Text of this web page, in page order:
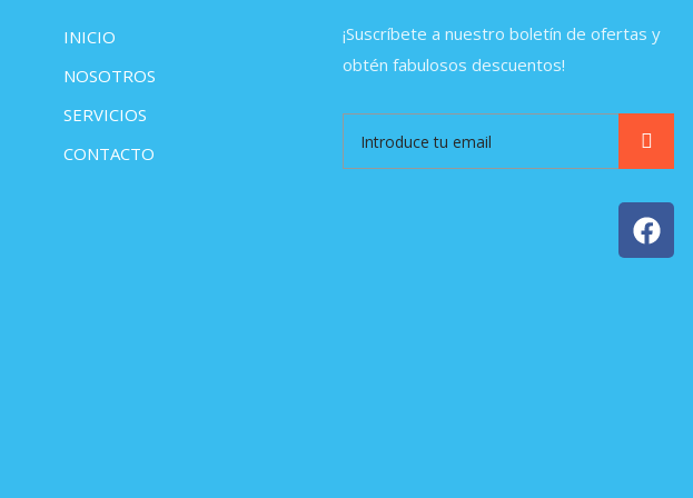
INICIO
NOSOTROS
SERVICIOS
CONTACTO
¡Suscríbete a nuestro boletín de ofertas y
obtén fabulosos descuentos!